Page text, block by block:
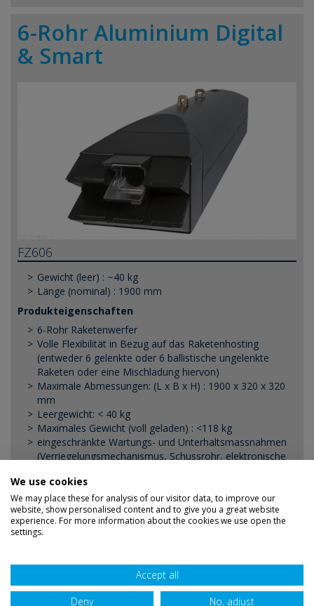
6-Rohr Aluminium Digital
& Smart
FZ606
Gewicht (leer) : ~40 kg
Länge (nominal) : 1900 mm
Produkteigenschaften
6-Rohr Raketenwerfer
Volle Flexibilität in Bezug auf das Raketenhosting
(entweder 6 gelenkte oder 6 ballistische ungelenkte
Raketen oder eine Mischladung hiervon)
Maximale Abmessungen: (L x B x H) : 1900 x 320 x 320
mm
Leergewicht: < 40 kg
Maximales Gewicht (voll geladen) : <118 kg
eingeschränkte Wartungs- und Unterhaltsmassnahmen
(Verriegelungsmechanismus, Schussrohr, elektronische
Lebensdauer/Halybarheit : bis zu 30 Jahre und 6000
Flugstunden mit einer Mid-Life-Überholung
Datenschutz
AGB
Verdienst Zugänglichkeit
We use cookies
We may place these for analysis of our visitor data, to improve our
website, show personalised content and to give you a great website
experience. For more information about the cookies we use open the
settings.
Accept all
Deny
No, adjust